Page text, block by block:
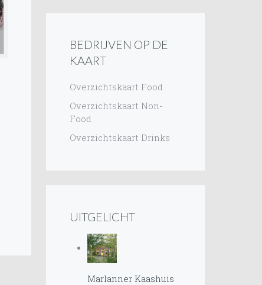
BEDRIJVEN OP DE
KAART
Overzichtskaart Food
Overzichtskaart Non-
Food
Overzichtskaart Drinks
UITGELICHT
Marlanner Kaashuis